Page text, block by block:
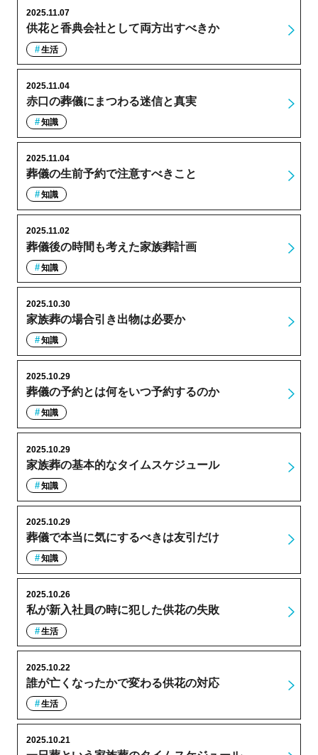
供花と香典会社として両方出すべきか
2025.11.07
生活
赤口の葬儀にまつわる迷信と真実
2025.11.04
知識
葬儀の生前予約で注意すべきこと
2025.11.04
知識
葬儀後の時間も考えた家族葬計画
2025.11.02
知識
家族葬の場合引き出物は必要か
2025.10.30
知識
葬儀の予約とは何をいつ予約するのか
2025.10.29
知識
家族葬の基本的なタイムスケジュール
2025.10.29
知識
葬儀で本当に気にするべきは友引だけ
2025.10.29
知識
私が新入社員の時に犯した供花の失敗
2025.10.26
生活
誰が亡くなったかで変わる供花の対応
2025.10.22
生活
2025.10.21